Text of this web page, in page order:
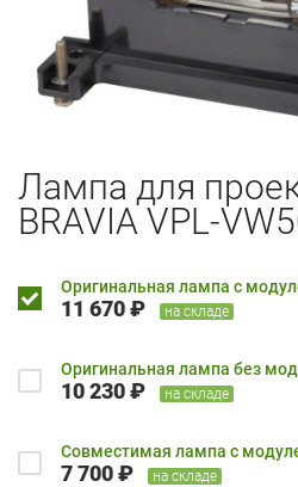
Лампа для
BRAVIA VPL-
Оригинальная лампа с
11 670 ₽ на складе
Оригинальная лампа без
10 230 ₽ на складе
Совместимая лампа с
7 700 ₽ на складе